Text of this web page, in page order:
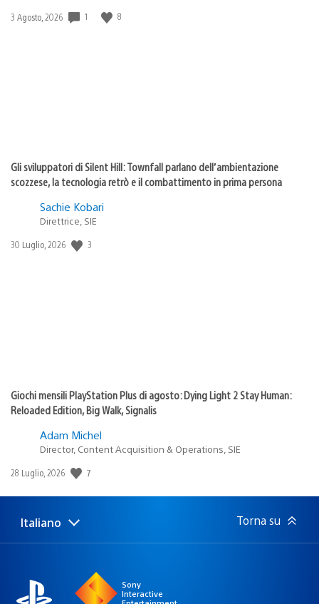
Data
3 Agosto, 2026 1 8
Gli sviluppatori di Silent Hill: Townfall parlano dell’ambientazione
scozzese, la tecnologia retrò e il combattimento in prima persona
Sachie Kobari
Direttrice, SIE
Data
30 Luglio, 2026 3
Giochi mensili PlayStation Plus di agosto: Dying Light 2 Stay Human:
Reloaded Edition, Big Walk, Signalis
Adam Michel
Director, Content Acquisition & Operations, SIE
Data
pubblicazione:
28 Luglio, 2026 7
Seleziona
una
Regione
attuale:
Italiano Torna su
Sony
Interactive